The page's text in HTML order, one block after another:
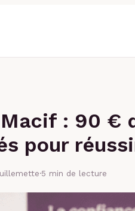
: 90 €
pour
·5 min de lecture